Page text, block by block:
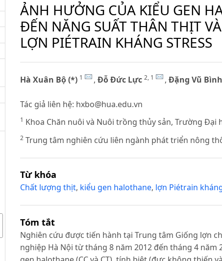
ẢNH HƯỞNG CỦA KIỂU GEN
ĐẾN NĂNG SUẤT THÂN THỊT
LỢN PIÉTRAIN KHÁNG STRESS
Hà Xuân Bộ (*) 1 , Đỗ Đức Lực 2, 1 , Đặng Vũ Bình
Tác giả liên hệ: hxbo@hua.edu.vn
1 Khoa Chăn nuôi và Nuôi trồng thủy sản, Trường Đại
2Trung tâm nghiên cứu liên ngành phát triển nông
Từ khóa
Chất lượng thịt, kiểu gen halothane, lợn Piétrain
Tóm tắt
Nghiên cứu được tiến hành tại Trung tâm Giống lợn
nghiệp Hà Nội từ tháng 8 năm 2012 đến tháng 4